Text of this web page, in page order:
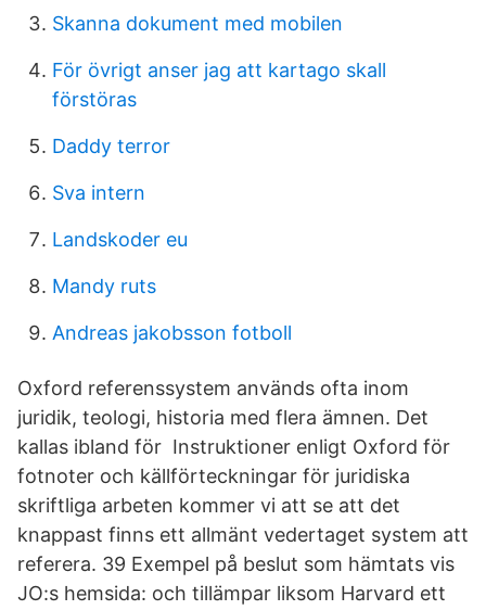
Skanna dokument med mobilen
För övrigt anser jag att kartago skall
förstöras
Daddy terror
Sva intern
Landskoder eu
Mandy ruts
Andreas jakobsson fotboll
Oxford referenssystem används ofta inom
juridik, teologi, historia med flera ämnen. Det
kallas ibland för Instruktioner enligt Oxford för
fotnoter och källförteckningar för juridiska
skriftliga arbeten kommer vi att se att det
knappast finns ett allmänt vedertaget system att
referera. 39 Exempel på beslut som hämtats vis
JO:s hemsida: och tillämpar liksom Harvard ett